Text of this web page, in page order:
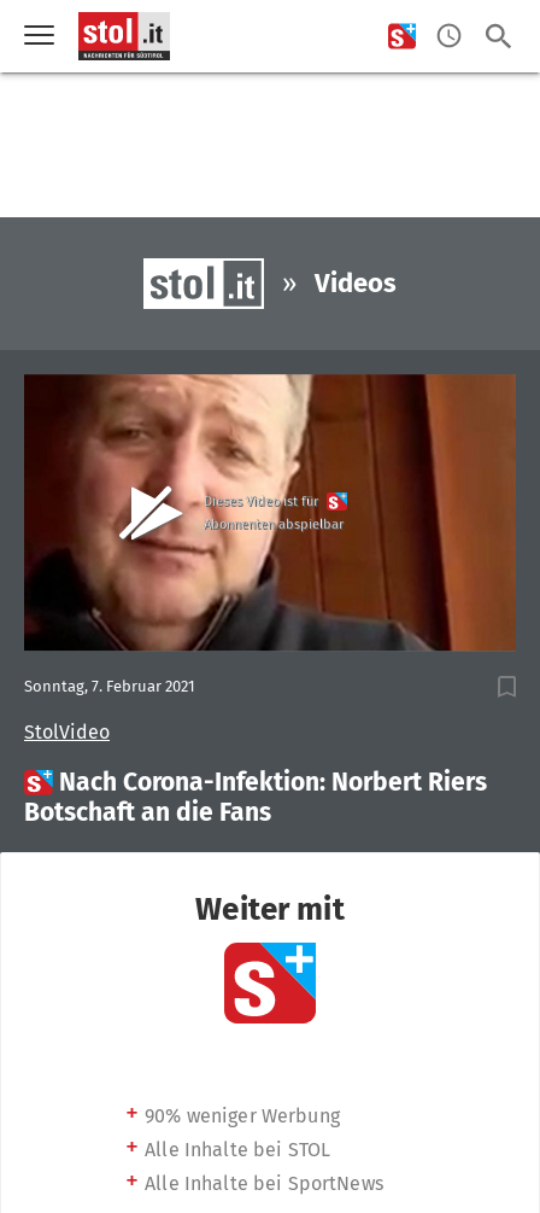
» Videos
Dieses Video ist für
Abonnenten abspielbar
StolVideo
Sonntag, 7. Februar 2021
 Nach Corona-Infektion: Norbert Riers
Botschaft an die Fans